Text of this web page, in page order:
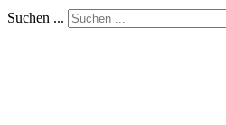
Suchen ...